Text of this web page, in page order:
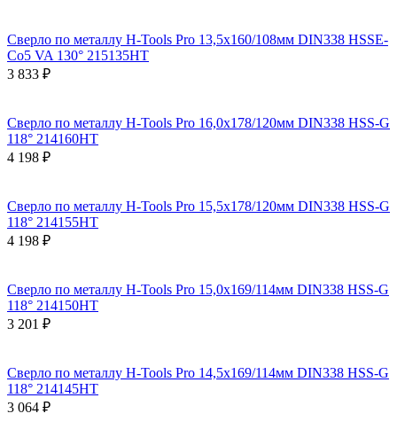
Сверло по металлу H-Tools Pro 13,5x160/108мм DIN338 HSSE-
Co5 VA 130° 215135HT
3 833 ₽
Сверло по металлу H-Tools Pro 16,0x178/120мм DIN338 HSS-G
118° 214160HT
4 198 ₽
Сверло по металлу H-Tools Pro 15,5x178/120мм DIN338 HSS-G
118° 214155HT
4 198 ₽
Сверло по металлу H-Tools Pro 15,0x169/114мм DIN338 HSS-G
118° 214150HT
3 201 ₽
Сверло по металлу H-Tools Pro 14,5x169/114мм DIN338 HSS-G
118° 214145HT
3 064 ₽